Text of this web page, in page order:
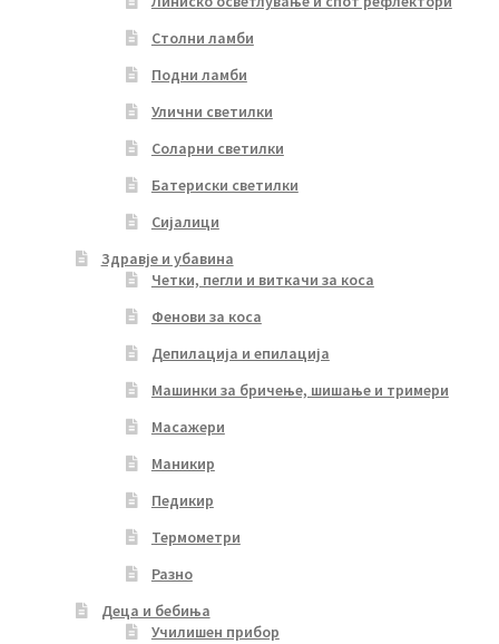
Столни ламби
Подни ламби
Улични светилки
Соларни светилки
Батериски светилки
Сијалици
Здравје и убавина
Четки, пегли и виткачи за коса
Фенови за коса
Депилација и епилација
Машинки за бричење, шишање и тримери
Масажери
Маникир
Педикир
Термометри
Разно
Деца и бебиња
Училишен прибор